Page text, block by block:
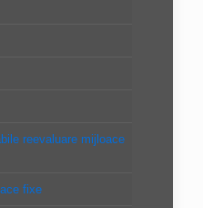
reevaluare mijloace
fixe